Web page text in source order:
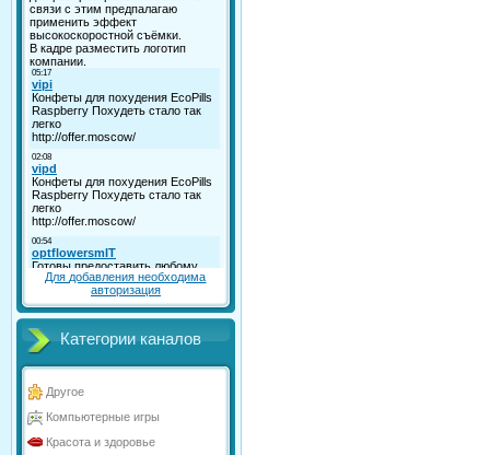
Для добавления необходима
авторизация
Категории каналов
Другое
Компьютерные игры
Красота и здоровье